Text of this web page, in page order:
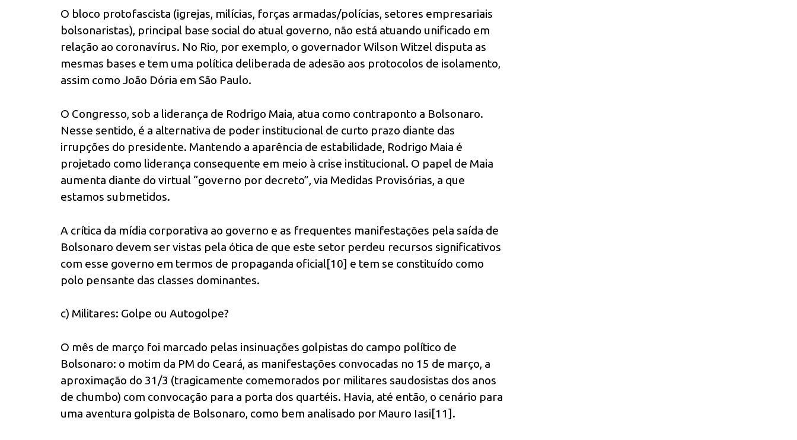
O bloco protofascista (igrejas, milícias, forças armadas/polícias, setores empresariais
bolsonaristas), principal base social do atual governo, não está atuando unificado em
relação ao coronavírus. No Rio, por exemplo, o governador Wilson Witzel disputa as
mesmas bases e tem uma política deliberada de adesão aos protocolos de isolamento,
assim como João Dória em São Paulo.
O Congresso, sob a liderança de Rodrigo Maia, atua como contraponto a Bolsonaro.
Nesse sentido, é a alternativa de poder institucional de curto prazo diante das
irrupções do presidente. Mantendo a aparência de estabilidade, Rodrigo Maia é
projetado como liderança consequente em meio à crise institucional. O papel de Maia
aumenta diante do virtual “governo por decreto”, via Medidas Provisórias, a que
estamos submetidos.
A crítica da mídia corporativa ao governo e as frequentes manifestações pela saída de
Bolsonaro devem ser vistas pela ótica de que este setor perdeu recursos significativos
com esse governo em termos de propaganda oficial[10] e tem se constituído como
polo pensante das classes dominantes.
c) Militares: Golpe ou Autogolpe?
O mês de março foi marcado pelas insinuações golpistas do campo político de
Bolsonaro: o motim da PM do Ceará, as manifestações convocadas no 15 de março, a
aproximação do 31/3 (tragicamente comemorados por militares saudosistas dos anos
de chumbo) com convocação para a porta dos quartéis. Havia, até então, o cenário para
uma aventura golpista de Bolsonaro, como bem analisado por Mauro Iasi[11].